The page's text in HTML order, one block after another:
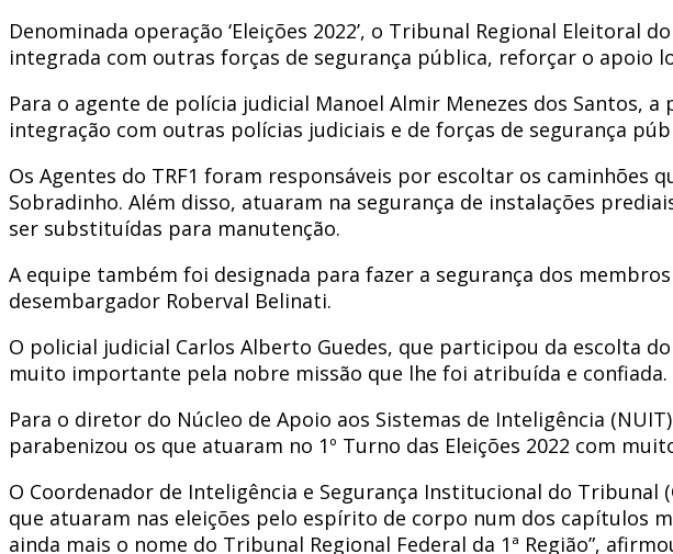
Denominada operação ‘Eleições 2022’, o Tribunal Regional
integrada com outras forças de segurança pública, reforçar o apoio
Para o agente de polícia judicial Manoel Almir Menezes dos
integração com outras polícias judiciais e de forças de segurança
Os Agentes do TRF1 foram responsáveis por escoltar os
Sobradinho. Além disso, atuaram na segurança de instalações
ser substituídas para manutenção.
A equipe também foi designada para fazer a segurança dos
desembargador Roberval Belinati.
O policial judicial Carlos Alberto Guedes, que participou da escolta
muito importante pela nobre missão que lhe foi atribuída e confiada.
Para o diretor do Núcleo de Apoio aos Sistemas de Inteligência
parabenizou os que atuaram no 1º Turno das Eleições 2022 com
O Coordenador de Inteligência e Segurança Institucional do
que atuaram nas eleições pelo espírito de corpo num dos capítulos
ainda mais o nome do Tribunal Regional Federal da 1ª Região”,